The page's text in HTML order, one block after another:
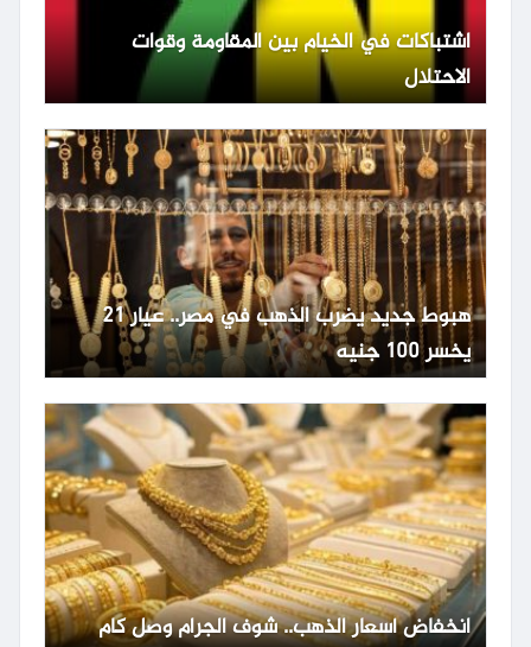
اشتباكات في الخيام بين المقاومة وقوات
الاحتلال
هبوط جديد يضرب الذهب في مصر.. عيار 21
يخسر 100 جنيه
انخفاض أسعار الذهب.. شوف الجرام وصل كام